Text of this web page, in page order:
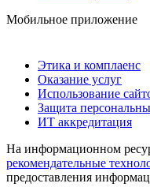
Мобильное приложение
Этика и комплаенс
Оказание услуг
Использование
Защита
ИТ аккредитация
На информационном
рекомендательные
предоставления